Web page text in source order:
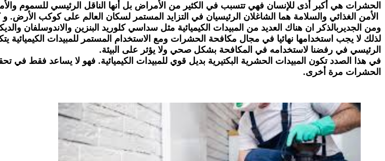
الحشرات هي أكبر أذى للإنسان فهي تتسبب في الكثير من الأمراض بل أنها الناقل الرئيسي للسموم
الأمن الغذائي والسلامة هما الشاغلان الرئيسيان في التزايد المستمر لسكان العالم على كوكب
ومن الجديربالذكر ان هناك العديد من المبيدات الكيميائية مثل سداسي كلوريد البنزين والاندوسلفان
لذلك لا يجب استخدامها نهائيا في مجال مكافحة الحشرات ومع الاستخدام المستمر للمبيدات
الرئيسي في رفضنا لاستخدامه في المكافحة بشكل صحي ولا يؤثر على البيئة.
في هذا الصدد تكون المبيدات الحشرية البكتيرية بديل قوي للمبيدات الكيميائية. فهو لا يساعد فقط
الحشرات مرة أخرى.